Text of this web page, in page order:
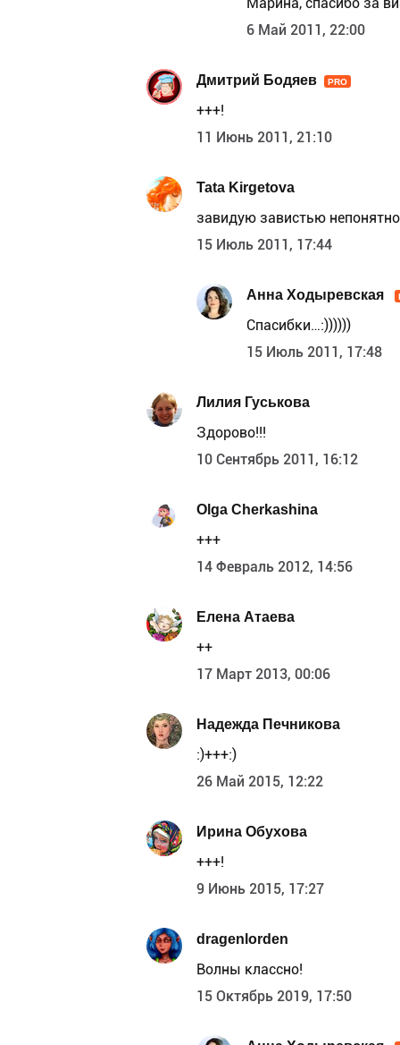
6 Май 2011, 22:00
Дмитрий Бодяев PRO
+++!
11 Июнь 2011, 21:10
Tata Kirgetova
завидую завистью
15 Июль 2011, 17:44
Анна Ходыревская
Спасибки…:))))))
15 Июль 2011, 17:48
Лилия Гуськова
Здорово!!!
10 Сентябрь 2011, 16:12
Olga Cherkashina
+++
14 Февраль 2012, 14:56
Елена Атаева
++
17 Март 2013, 00:06
Надежда Печникова
:)+++:)
26 Май 2015, 12:22
Ирина Обухова
+++!
9 Июнь 2015, 17:27
dragenlorden
Волны классно!
15 Октябрь 2019, 17:50